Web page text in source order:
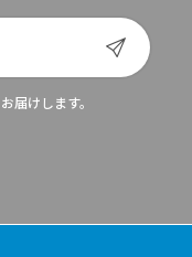
届けします。